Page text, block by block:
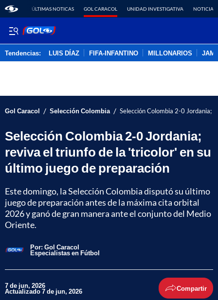
ÚLTIMAS NOTICAS GOL CARACOL UNIDAD INVESTIGATIVA NOTICIAS
Tendencias: LUIS DÍAZ FIFA-INFANTINO MILLONARIOS
Gol Caracol / Selección Colombia / Selección Colombia 2-0 Jordania;
Selección Colombia 2-0 Jordania;
reviva el triunfo de la 'tricolor' en su
último juego de preparación
Este domingo, la Selección Colombia disputó su último
juego de preparación antes de la máxima cita orbital
2026 y ganó de gran manera ante el conjunto del Medio
Oriente.
Por: Gol Caracol
Especialistas en Fútbol
7 de jun, 2026
Actualizado 7 de jun, 2026 Compartir